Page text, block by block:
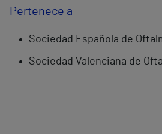
Pertenece a
Sociedad Española de
Sociedad Valenciana de